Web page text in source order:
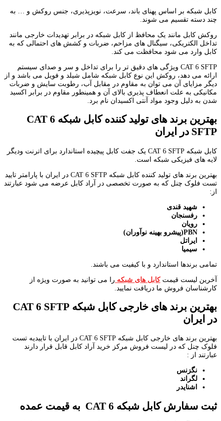
کابل شبکه بر اساس پهنای باند، سرعت، نویزپذیری، جنس روکش و … به
چند دسته تقسیم می شوند.
روکش کابل مانند یک محافظ از کابل شبکه در برابر تهدیدات خارجی مانند
تداخل الکتریکی، سیگنال های مزاحم، ضربات و کشش های احتمالی که به
کابل وارد می شود محافظت می کند.
CAT 6 SFTP ویژگی های دقیق تر را برای تداخل و سر و صدای سیستم
ارائه می دهد، روکش این نوع کابل شبکه شامل شیلد و فویل می باشد و از
دیگر مزایای آن می توان به مقاوم در مقابل آب، رطوبت سایش و ضربات
مکانیکی به علت انعطاف پذیری بالای آن و همینطور مقاوم در برابر اکسید
شدن به دلیل وجود مواد آنتی اکسیدان نام برد.
بهترین برند های تولید کننده کابل شبکه CAT 6
SFTP در ایران
کابل شبکه CAT 6 SFTP یک جفت کابل پیچیده استاندارد برای اترنت ودیگر
لایه های فیزیکی شبکه است.
بهترین برند های تولید کننده کابل شبکه CAT 6 SFTP در ایران با پارامتر تایید
تست فلوک چنل که به صورت تخصصی در آراد کابل عرضه می شود عبارتند
از:
شهید قندی
رفسنجان
رویان
PBN(پیشرو بهینه نوآوران)
ایراتل
سیمیا
تمامی برندها استاندارد و با کیفیت می باشند.
آخرین لیست قیمتکابل های شبکه را می توانید به صورت ویژه از
کارشناسان فروش ما دریافت نمایید.
بهترین برند های خارجی کابل شبکه CAT 6 SFTP
در ایران
بهترین برند های خارجی کابل شبکه CAT 6 SFTP در ایران با تاییدیه تست
فلوک چنل که در لیست فروش مرکز خرید آراد کابل قابل قرار دارند
عبارتند از :
نگزنس
لگراند
اشنایدر
ثبت سفارش کابل شبکه CAT 6 به قیمت عمده